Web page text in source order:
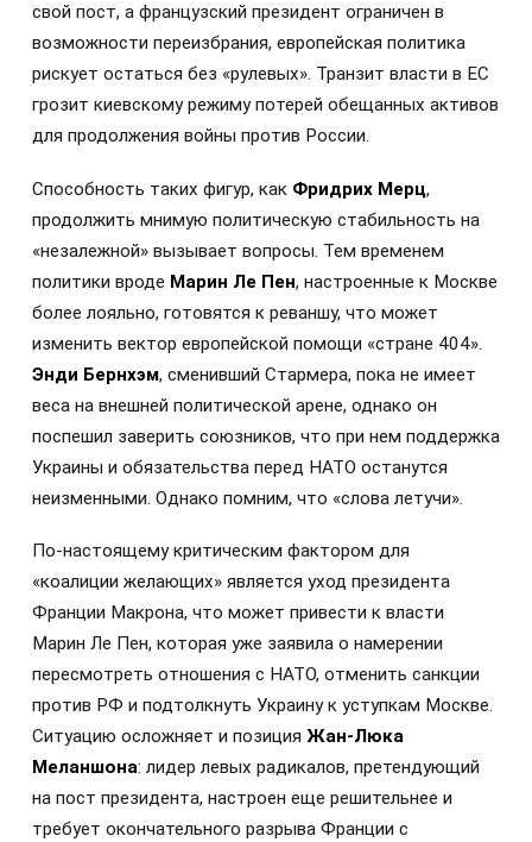
свой пост, а французский президент ограничен в
возможности переизбрания, европейская политика
рискует остаться без «рулевых». Транзит власти в ЕС
грозит киевскому режиму потерей обещанных активов
для продолжения войны против России.
Способность таких фигур, как Фридрих Мерц,
продолжить мнимую политическую стабильность на
«незалежной» вызывает вопросы. Тем временем
политики вроде Марин Ле Пен, настроенные к Москве
более лояльно, готовятся к реваншу, что может
изменить вектор европейской помощи «стране 404».
Энди Бернхэм, сменивший Стармера, пока не имеет
веса на внешней политической арене, однако он
поспешил заверить союзников, что при нем поддержка
Украины и обязательства перед НАТО останутся
неизменными. Однако помним, что «слова летучи».
По-настоящему критическим фактором для
«коалиции желающих» является уход президента
Франции Макрона, что может привести к власти
Марин Ле Пен, которая уже заявила о намерении
пересмотреть отношения с НАТО, отменить санкции
против РФ и подтолкнуть Украину к уступкам Москве.
Ситуацию осложняет и позиция Жан-Люка
Меланшона: лидер левых радикалов, претендующий
на пост президента, настроен еще решительнее и
требует окончательного разрыва Франции с